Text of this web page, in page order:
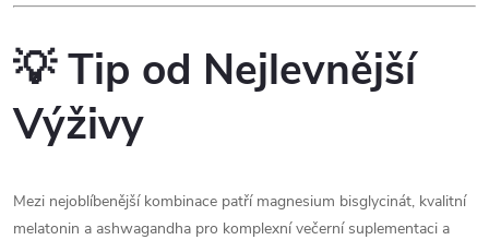
💡 Tip od Nejlevnější
Výživy
Mezi nejoblíbenější kombinace patří magnesium bisglycinát, kvalitní
melatonin a ashwagandha pro komplexní večerní suplementaci a